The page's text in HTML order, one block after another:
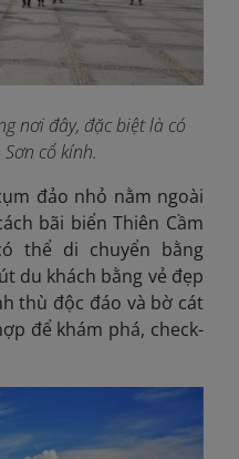
nơi đây, đặc biệt là có
cổ kính.
đảo nhỏ nằm ngoài
bãi biển Thiên Cầm
thể di chuyển bằng
du khách bằng vẻ đẹp
thù độc đáo và bờ cát
để khám phá, check-